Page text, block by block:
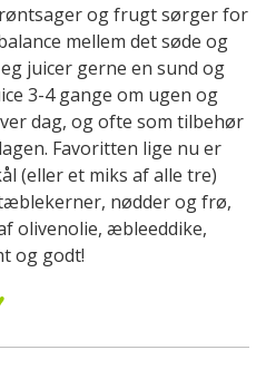
og frugt sørger for
mellem det søde og
juicer gerne en sund og
3-4 gange om ugen og
dag, og ofte som tilbehør
Favoritten lige nu er
(eller et miks af alle tre)
nødder og frø,
olivenolie, æbleeddike,
og godt!